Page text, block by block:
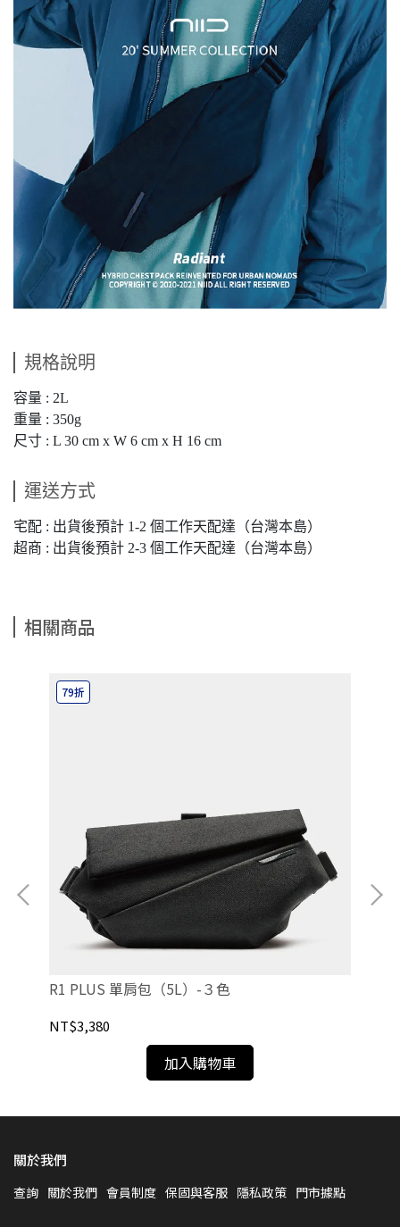
規格說明
容量 : 2L
重量 : 350g
尺寸 : L 30 cm x W 6 cm x H 16 cm
運送方式
宅配 : 出貨後預計 1-2 個工作天配達（台灣本島）
超商 : 出貨後預計 2-3 個工作天配達（台灣本島）
相關商品
79折
R1 PLUS 單肩包（5L）-３色
NT$3,380
加入購物車
關於我們
查詢 關於我們 會員制度 保固與客服 隱私政策 門市據點